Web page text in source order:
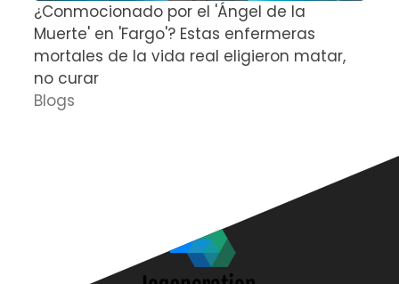
¿Conmocionado por el 'Ángel de la
Muerte' en 'Fargo'? Estas enfermeras
mortales de la vida real eligieron matar,
no curar
Blogs